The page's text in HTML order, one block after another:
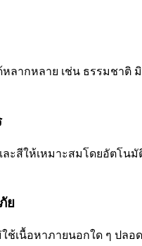
หลากหลาย เช่น ธรรมชาติ
ละสีให้เหมาะสมโดยอัตโนมั
ย
ใช้เนื้อหาภายนอกใด ๆ ปล